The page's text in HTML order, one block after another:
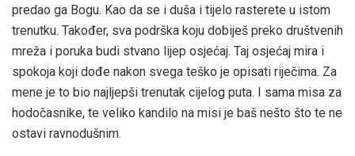
predao ga Bogu. Kao da se i duša i tijelo rasterete u istom
trenutku. Također, sva podrška koju dobiješ preko društvenih
mreža i poruka budi stvano lijep osjećaj. Taj osjećaj mira i
spokoja koji dođe nakon svega teško je opisati riječima. Za
mene je to bio najljepši trenutak cijelog puta. I sama misa za
hodočasnike, te veliko kandilo na misi je baš nešto što te ne
ostavi ravnodušnim.